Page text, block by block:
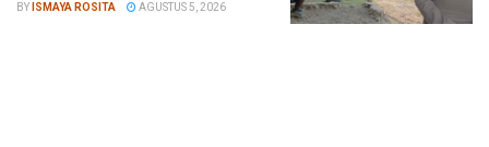
BY ISMAYA ROSITA AGUSTUS 5, 2026